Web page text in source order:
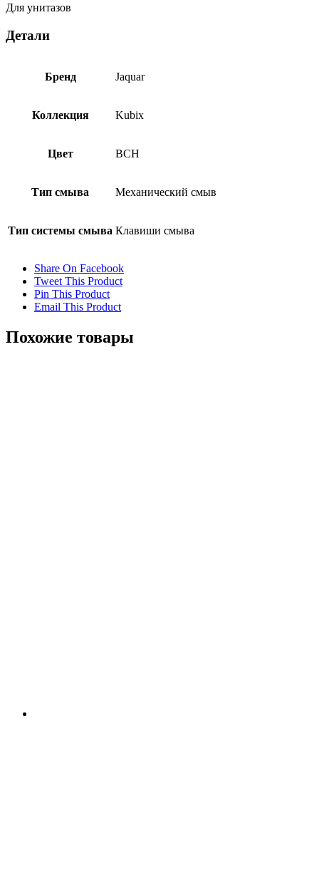
Для унитазов
Детали
Бренд Jaquar
Коллекция Kubix
Цвет BCH
Тип смыва Механический смыв
Тип системы смыва Клавиши смыва
Share On Facebook
Tweet This Product
Pin This Product
Email This Product
Похожие товары